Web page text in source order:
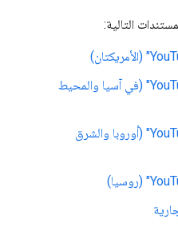
التالية:
بنود خدمة "خدمات YouTube API" (في آسيا والمحيط
بنود خدمة "خدمات YouTube API" (أوروبا والشرق